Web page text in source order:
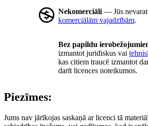
Nekomerciāli — Jūs
komerciālām vajadzībām.
Bez papildu
izmantot juridiskus vai
kas citiem traucē izmantot
darīt licences noteikumos.
Piezīmes:
Jums nav jārīkojas saskaņā ar licenci tā